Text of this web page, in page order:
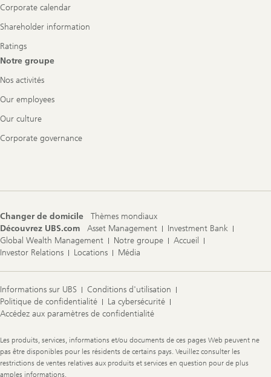
Corporate calendar
Shareholder information
Ratings
Notre groupe
Nos activités
Our employees
Our culture
Corporate governance
Changer de domicile
Thèmes mondiaux
Découvrez UBS.com
Asset Management
Investment Bank
Global Wealth Management
Notre groupe
Accueil
Investor Relations
Locations Média
Informations sur UBS
Conditions d'utilisation
Politique de confidentialité
La cybersécurité
Accédez aux paramètres de confidentialité
Legal
Information
Les produits, services, informations et/ou documents de ces pages Web peuvent ne
pas être disponibles pour les résidents de certains pays. Veuillez consulter les
restrictions de ventes relatives aux produits et services en question pour de plus
amples informations.